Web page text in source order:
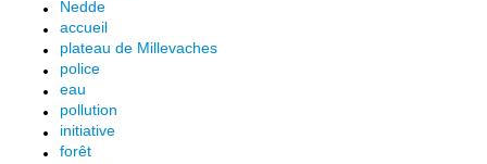
Nedde
accueil
plateau de Millevaches
police
eau
pollution
initiative
forêt